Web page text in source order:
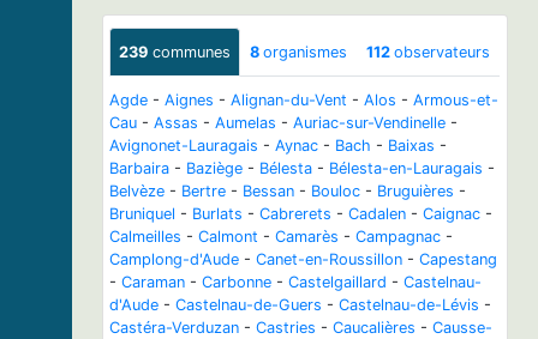
239 communes 8 organismes 112 observateurs
Agde - Aignes - Alignan-du-Vent - Alos - Armous-et-
Cau - Assas - Aumelas - Auriac-sur-Vendinelle -
Avignonet-Lauragais - Aynac - Bach - Baixas -
Barbaira - Baziège - Bélesta - Bélesta-en-Lauragais -
Belvèze - Bertre - Bessan - Bouloc - Bruguières -
Bruniquel - Burlats - Cabrerets - Cadalen - Caignac -
Calmeilles - Calmont - Camarès - Campagnac -
Camplong-d'Aude - Canet-en-Roussillon - Capestang
- Caraman - Carbonne - Castelgaillard - Castelnau-
d'Aude - Castelnau-de-Guers - Castelnau-de-Lévis -
Castéra-Verduzan - Castries - Caucalières - Causse-